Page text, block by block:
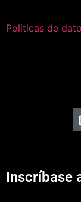
Politicas de
Inscríbase